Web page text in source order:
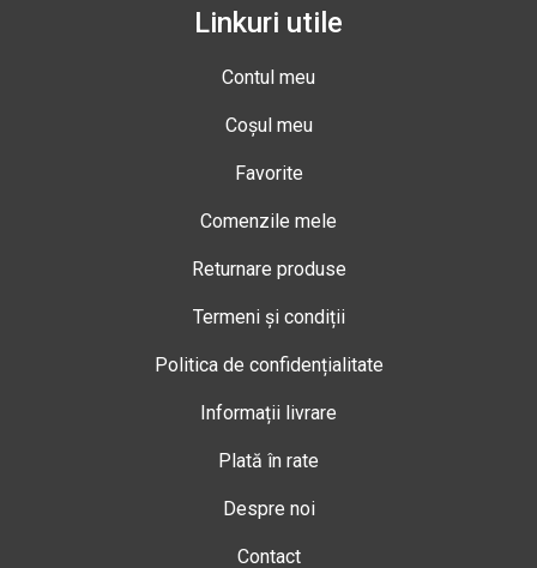
Linkuri utile
Contul meu
Coșul meu
Favorite
Comenzile mele
Returnare produse
Termeni și condiții
Politica de confidențialitate
Informații livrare
Plată în rate
Despre noi
Contact